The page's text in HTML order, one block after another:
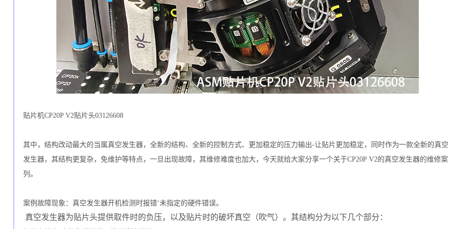
贴片机CP20P V2贴片头03126608
其中，结构改动最大的当属真空发生器，全新的结构、全新的控制方式、更加稳定的压力输出-让贴片更加稳定，同时作为一款全新的真空
发生器，其结构更复杂，免维护等特点，一旦出现故障，其维修难度也加大，今天就给大家分享一个关于CP20P V2的真空发生器的维修案
列。
案例 故障现象：真空发生器开机检测时报错‘未指定的硬件错误。
真空发生器为贴片头提供取件时的负压，以及贴片时的破坏真空（吹气）。其结构分为以下几个部分：